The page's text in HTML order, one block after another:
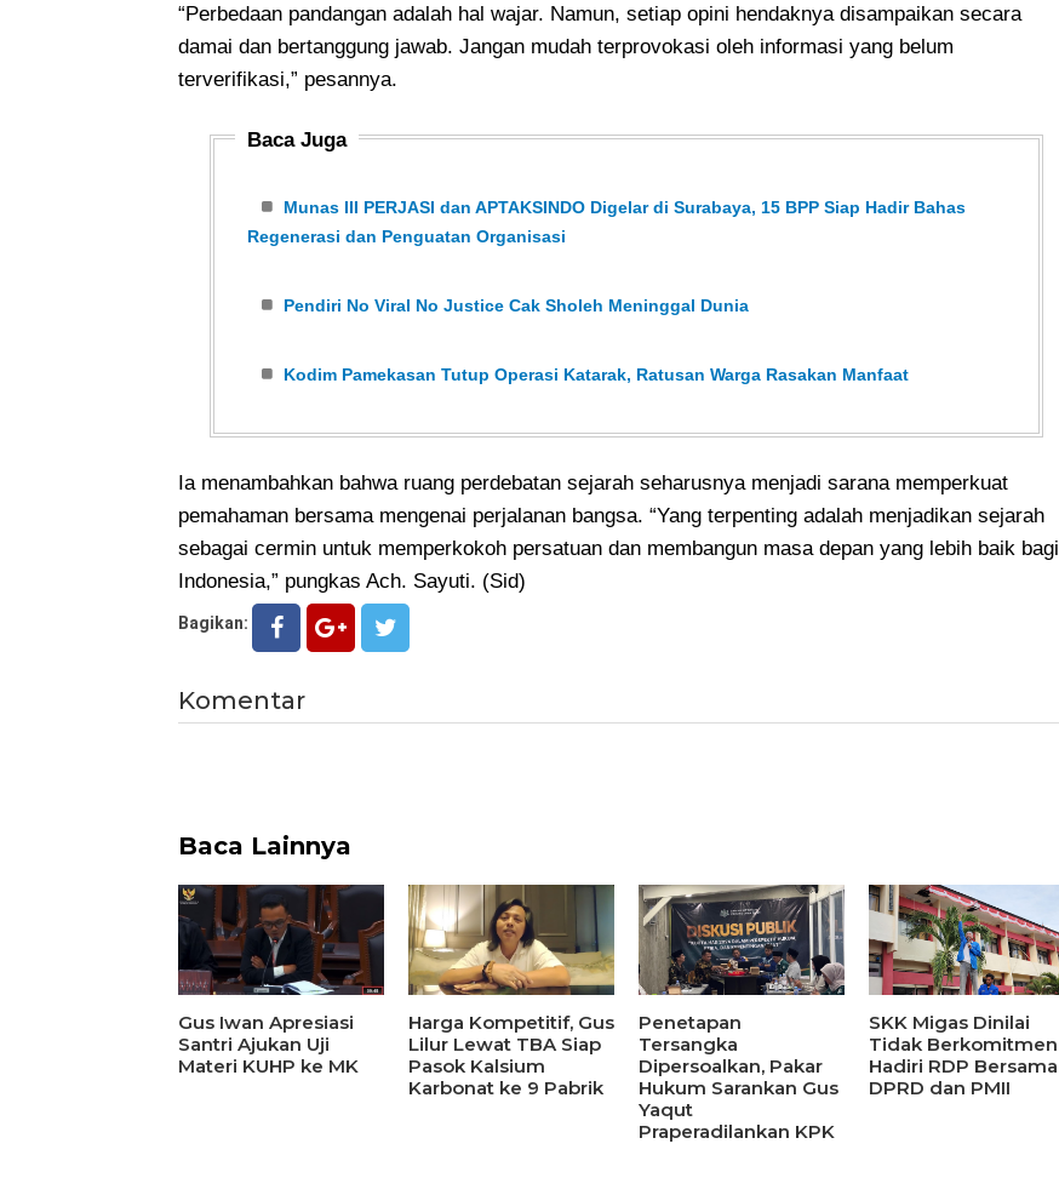
“Perbedaan pandangan adalah hal wajar. Namun, setiap opini hendaknya disampaikan secara
damai dan bertanggung jawab. Jangan mudah terprovokasi oleh informasi yang belum
terverifikasi,” pesannya.
Baca Juga
Munas III PERJASI dan APTAKSINDO Digelar di Surabaya, 15 BPP Siap Hadir Bahas
Regenerasi dan Penguatan Organisasi
Pendiri No Viral No Justice Cak Sholeh Meninggal Dunia
Kodim Pamekasan Tutup Operasi Katarak, Ratusan Warga Rasakan Manfaat
Ia menambahkan bahwa ruang perdebatan sejarah seharusnya menjadi sarana memperkuat
pemahaman bersama mengenai perjalanan bangsa. “Yang terpenting adalah menjadikan sejarah
sebagai cermin untuk memperkokoh persatuan dan membangun masa depan yang lebih baik bagi
Indonesia,” pungkas Ach. Sayuti. (Sid)
Bagikan:
Komentar
Baca Lainnya
Gus Iwan Apresiasi
Santri Ajukan Uji
Materi KUHP ke MK
Harga Kompetitif, Gus
Lilur Lewat TBA Siap
Pasok Kalsium
Karbonat ke 9 Pabrik
Penetapan
Tersangka
Dipersoalkan, Pakar
Hukum Sarankan Gus
Yaqut
Praperadilankan KPK
SKK Migas Dinilai
Tidak Berkomitmen
Hadiri RDP Bersama
DPRD dan PMII